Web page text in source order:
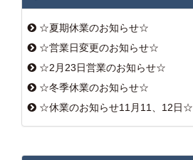
☆夏期休業のお知らせ☆
☆営業日変更のお知らせ☆
☆2月23日営業のお知らせ☆
☆冬季休業のお知らせ☆
☆休業のお知らせ11月11、12日☆